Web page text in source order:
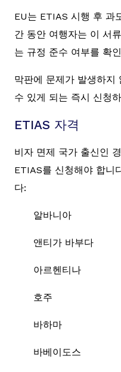
EU는 ETIAS 시행 후 과
간 동안 여행자는 이 서
는 규정 준수 여부를 확
막판에 문제가 발생하지
수 있게 되는 즉시 신청
ETIAS 자격
비자 면제 국가 출신인
ETIAS를 신청해야 합니
다:
알바니아
앤티가 바부다
아르헨티나
호주
바하마
바베이도스